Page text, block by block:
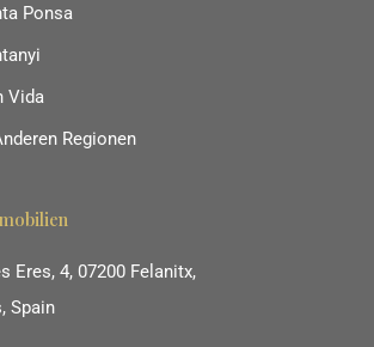
Ponsa
Vida
Regionen
Eres, 4, 07200 Felanitx,
Spain